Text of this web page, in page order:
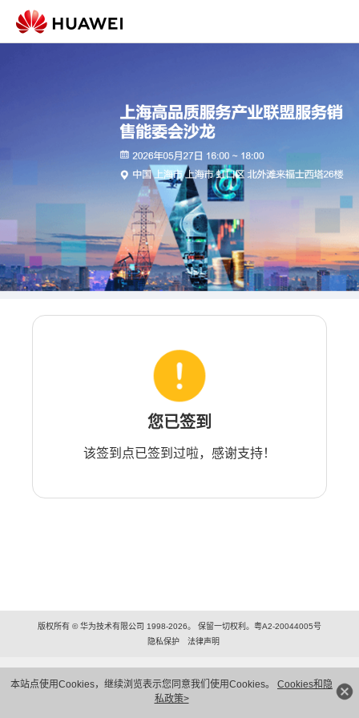
本站点使用Cookies，继续浏览表示您同意我们使用Cookies。 Cookies和隐
私政策>
您已签到
该签到点已签到过啦，感谢支持！
版权所有 © 华为技术有限公司 1998-2026。 保留一切权利。粤A2-20044005号
隐私保护
法律声明